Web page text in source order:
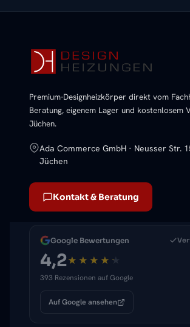
Premium-Designheizkörper direkt vom
Beratung, eigenem Lager und kostenlosem
Jüchen.
Ada Commerce GmbH · Neusser Str.
Jüchen
Kontakt & Beratung
Google Bewertungen
4,2
393 Rezensionen auf Google
Auf Google ansehen